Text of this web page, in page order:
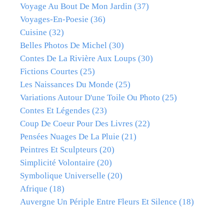
Voyage Au Bout De Mon Jardin (37)
Voyages-En-Poesie (36)
Cuisine (32)
Belles Photos De Michel (30)
Contes De La Rivière Aux Loups (30)
Fictions Courtes (25)
Les Naissances Du Monde (25)
Variations Autour D'une Toile Ou Photo (25)
Contes Et Légendes (23)
Coup De Coeur Pour Des Livres (22)
Pensées Nuages De La Pluie (21)
Peintres Et Sculpteurs (20)
Simplicité Volontaire (20)
Symbolique Universelle (20)
Afrique (18)
Auvergne Un Périple Entre Fleurs Et Silence (18)